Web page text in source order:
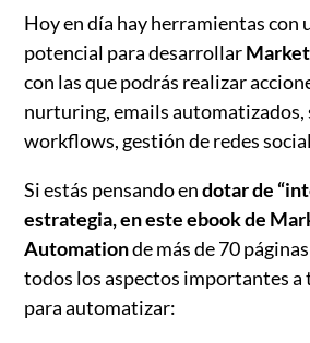
Hoy en día hay herramientas con
potencial para desarrollar
con las que podrás realizar
nurturing, emails automatizados,
workflows, gestión de redes
Si estás pensando endotar de
estrategia, en este ebook de
Automationde más de 70
todos los aspectos importantes a
para automatizar: